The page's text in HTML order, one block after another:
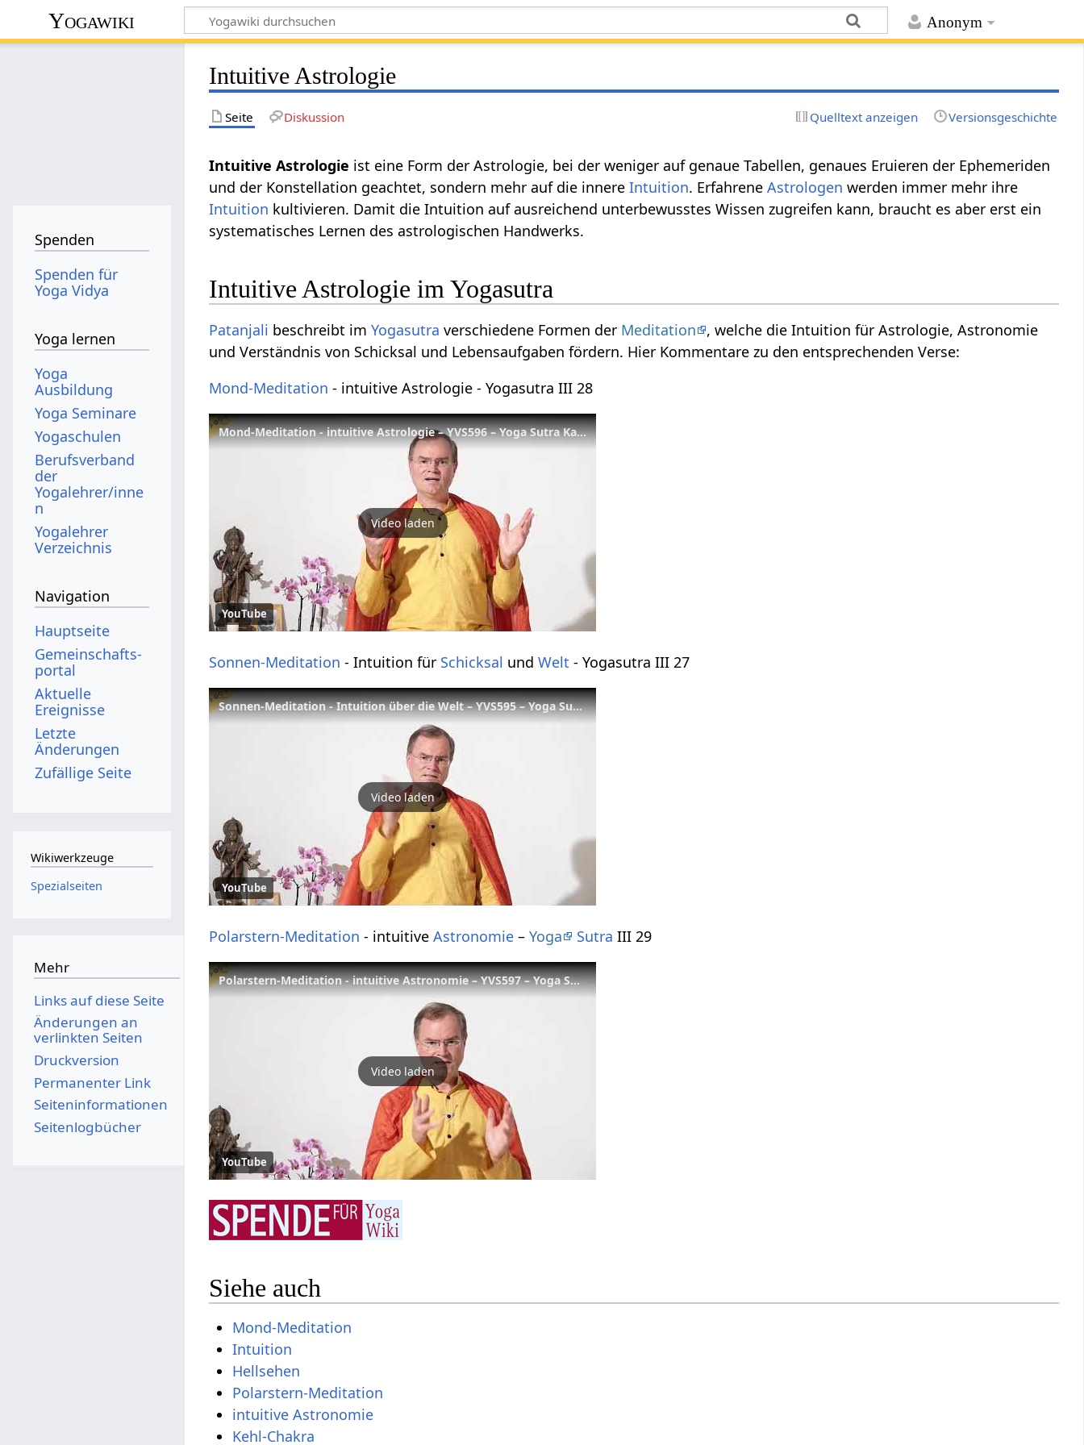
Anonym
Yogawiki
Intuitive Astrologie
Seite Diskussion Quelltext anzeigen Versionsgeschichte
Intuitive Astrologie ist eine Form der Astrologie, bei der weniger auf genaue Tabellen, genaues Eruieren der Ephemeriden
und der Konstellation geachtet, sondern mehr auf die innereIntuition. ErfahreneAstrologen werden immer mehr ihre
Intuition kultivieren. Damit die Intuition auf ausreichend unterbewusstes Wissen zugreifen kann, braucht es aber erst ein
systematisches Lernen des astrologischen Handwerks.
Intuitive Astrologie im Yogasutra
Patanjali beschreibt imYogasutra verschiedene Formen der Meditation
, welche die Intuition für Astrologie, Astronomie
und Verständnis von Schicksal und Lebensaufgaben fördern. Hier Kommentare zu den entsprechenden Verse:
Mond-Meditation - intuitive Astrologie - Yogasutra III 28
Mond-Meditation - intuitive Astrologie – YVS596 – Yoga Sutra Kap. 3, Vers 28
Video laden
YouTube
Sonnen-Meditation - Intuition für Schicksal undWelt - Yogasutra III 27
Sonnen-Meditation - Intuition über die Welt – YVS595 – Yoga Sutra Kap. 3, Vers 27
Video laden
YouTube
Polarstern-Meditation - intuitiveAstronomie –Yoga Sutra III 29
Polarstern-Meditation - intuitive Astronomie – YVS597 – Yoga Sutra Kap. 3, Vers 29
Video laden
YouTube
Siehe auch
Mond-Meditation
Intuition
Hellsehen
Polarstern-Meditation
intuitive Astronomie
Kehl-Chakra
Spenden
Spenden für
Yoga Vidya
Yoga lernen
Yoga
Ausbildung
Yoga Seminare
Yogaschulen
Berufsverband
der
Yogalehrer/inne
n
Yogalehrer
Verzeichnis
Navigation
Hauptseite
Gemeinschafts­
portal
Aktuelle
Ereignisse
Letzte
Änderungen
Zufällige Seite
Wikiwerkzeuge
Spezialseiten
Mehr
Links auf diese Seite
Änderungen an
verlinkten Seiten
Druckversion
Permanenter Link
Seiten­­informationen
Seitenlogbücher